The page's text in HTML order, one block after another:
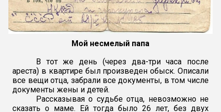
Мой несмелый папа
В тот же день (через два-три часа после
ареста) в квартире был произведен обыск. Описали
все вещи отца, забрали все документы, в том числе
документы жены и детей.
Рассказывая о судьбе отца, невозможно не
сказать о маме. Ей тогда было 26 лет, без двух